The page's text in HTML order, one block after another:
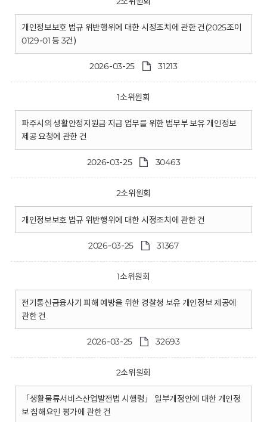
개인정보보호 법규 위반행위에 대한 시정조치에 관한 건(2025조이
0129-01 등 3건)
2026-03-25 31213
1소위원회
파주시의 생활안정지원금 지급 업무를 위한 법무부 보유 개인정보
제공 요청에 관한 건
2026-03-25 30463
2소위원회
개인정보보호 법규 위반행위에 대한 시정조치에 관한 건
2026-03-25 31367
1소위원회
전기통신금융사기 피해 예방을 위한 경찰청 보유 개인정보 제공에
관한 건
2026-03-25 32693
2소위원회
「생활물류서비스산업발전법 시행령」 일부개정안에 대한 개인정
보 침해요인 평가에 관한 건